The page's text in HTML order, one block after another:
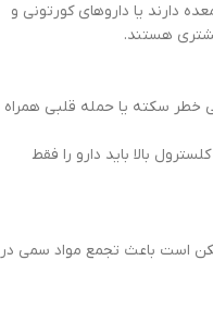
زخم معده دارند یا داروهای کورتونی و
هستند.
خطر سکته یا حمله قلبی همراه
بالا باید دارو را فقط
است باعث تجمع مواد سمی در